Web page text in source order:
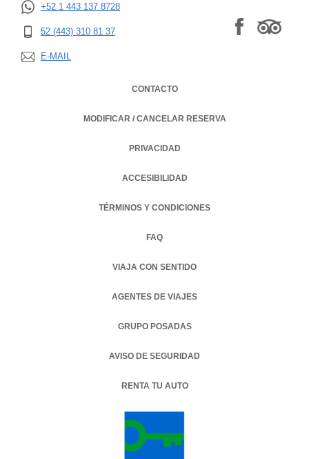
+52 1 443 137 8728
52 (443) 310 81 37
E-MAIL
CONTACTO
MODIFICAR / CANCELAR RESERVA
PRIVACIDAD
OPENS IN A NEW TAB.
ACCESIBILIDAD
TÉRMINOS Y CONDICIONES
FAQ
VIAJA CON SENTIDO
AGENTES DE VIAJES
GRUPO POSADAS
AVISO DE SEGURIDAD
RENTA TU AUTO
OPENS IN A NEW TAB.